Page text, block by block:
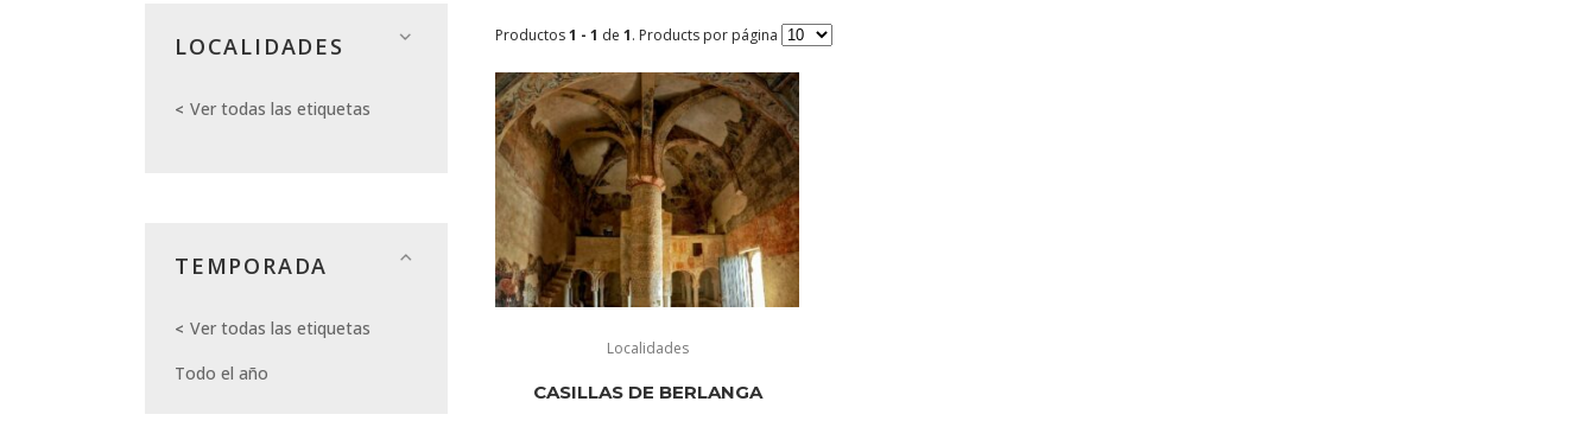
LOCALIDADES
Ver todas las etiquetas
TEMPORADA
Ver todas las etiquetas
Todo el año
Productos1 - 1 de 1. Products por página
Localidades
CASILLAS DE BERLANGA